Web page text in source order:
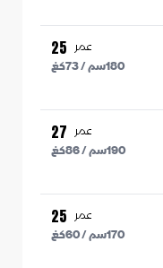
عمر 25
180سم /73كغ
عمر 27
190سم /86كغ
عمر 25
170سم /60كغ